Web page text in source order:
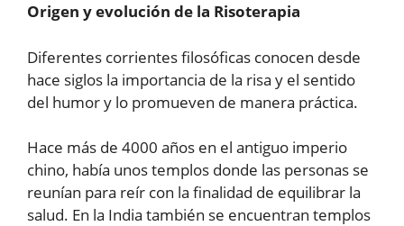
Origen y evolución de la Risoterapia
Diferentes corrientes filosóficas conocen desde
hace siglos la importancia de la risa y el sentido
del humor y lo promueven de manera práctica.
Hace más de 4000 años en el antiguo imperio
chino, había unos templos donde las personas se
reunían para reír con la finalidad de equilibrar la
salud. En la India también se encuentran templos